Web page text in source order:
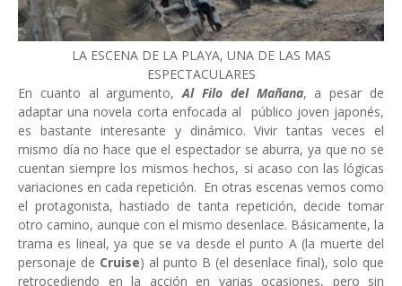
LA ESCENA DE LA PLAYA, UNA DE LAS MAS
ESPECTACULARES
En cuanto al argumento,Al Filo del Mañana, a pesar de
adaptar una novela corta enfocada al público joven japonés,
es bastante interesante y dinámico. Vivir tantas veces el
mismo día no hace que el espectador se aburra, ya que no se
cuentan siempre los mismos hechos, si acaso con las lógicas
variaciones en cada repetición. En otras escenas vemos como
el protagonista, hastiado de tanta repetición, decide tomar
otro camino, aunque con el mismo desenlace. Básicamente, la
trama es lineal, ya que se va desde el punto A (la muerte del
personaje de Cruise) al punto B (el desenlace final), solo que
retrocediendo en la acción en varias ocasiones, pero sin